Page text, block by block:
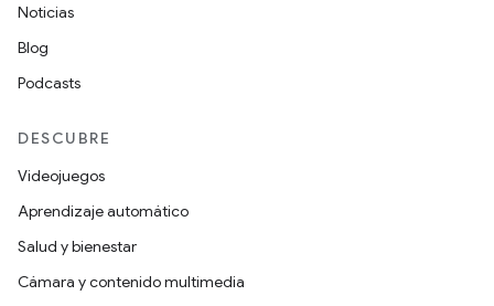
Noticias
Blog
Podcasts
DESCUBRE
Videojuegos
Aprendizaje automático
Salud y bienestar
Cámara y contenido multimedia